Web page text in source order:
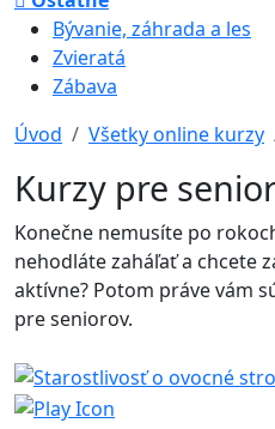
Bývanie, záhrada a les
Zvieratá
Zábava
Úvod
Všetky online kurzy
Kurzy pre
Konečne nemusíte po
nehodláte zaháľať a chcete
aktívne? Potom práve vám
pre seniorov.